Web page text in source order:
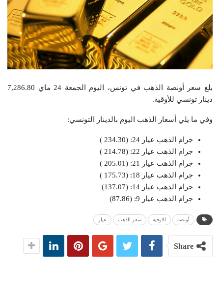
بلغ سعر أونصة الذهب في تونس، اليوم الجمعة 24 ماي 7,286.80
دينار تونسي للأوقية.
وفي ما يلي أسعار الذهب اليوم بالدينار التونسي:
جرام الذهب عيار 24: (234.30 )
جرام الذهب عيار 22: (214.78 )
جرام الذهب عيار 21: (205.01 )
جرام الذهب عيار 18: (175.73 )
جرام الذهب عيار 14: (137.07)
جرام الذهب عيار 9: (87.86)
أونصة الاوقية سعر الذهب عيار
Share